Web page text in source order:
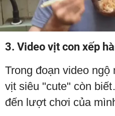
3. Video vịt con xếp
Trong đoạn video ngộ
vịt siêu "cute" còn
đến lượt chơi của